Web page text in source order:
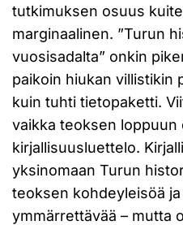
tutkimuksen osuus
marginaalinen. ”Turun
vuosisadalta” onkin
paikoin hiukan villistikin
kuin tuhti tietopaketti.
vaikka teoksen loppuun
kirjallisuusluettelo.
yksinomaan Turun
teoksen kohdeyleisöä
ymmärrettävää – mutta